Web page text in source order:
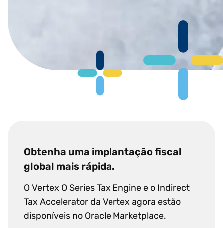
Obtenha uma implantação fiscal
global mais rápida.
O Vertex O Series Tax Engine e o Indirect
Tax Accelerator da Vertex agora estão
disponíveis no Oracle Marketplace.